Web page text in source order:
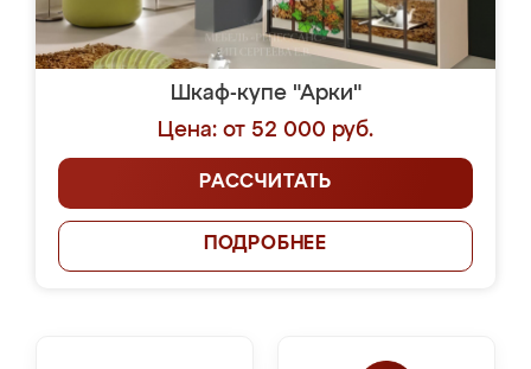
Шкаф-купе "Арки"
Цена: от 52 000 руб.
РАССЧИТАТЬ
ПОДРОБНЕЕ